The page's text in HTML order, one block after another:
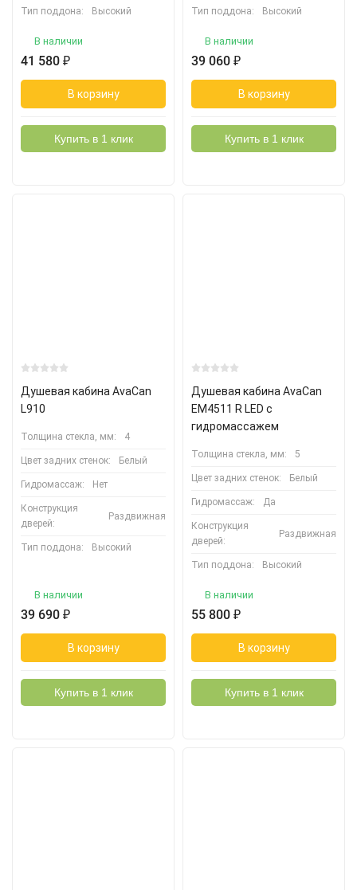
Тип поддона: Высокий
В наличии
41 580 ₽
В корзину
Купить в 1 клик
Тип поддона: Высокий
В наличии
39 060 ₽
В корзину
Купить в 1 клик
Душевая кабина AvaCan
L910
Толщина стекла, мм: 4
Цвет задних стенок: Белый
Гидромассаж: Нет
Конструкция
дверей:
Раздвижная
Тип поддона: Высокий
В наличии
39 690 ₽
В корзину
Купить в 1 клик
Душевая кабина AvaCan
EM4511 R LED с
гидромассажем
Толщина стекла, мм: 5
Цвет задних стенок: Белый
Гидромассаж: Да
Конструкция
дверей:
Раздвижная
Тип поддона: Высокий
В наличии
55 800 ₽
В корзину
Купить в 1 клик